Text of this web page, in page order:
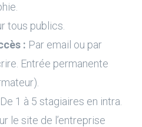
tous publics.
: Par email ou par
Entrée permanente
De 1 à 5 stagiaires en intra.
le site de l’entreprise